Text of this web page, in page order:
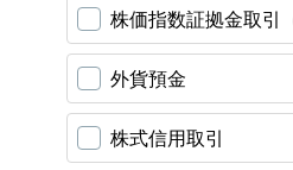
株価指数証拠金取引
外貨預金
株式信用取引